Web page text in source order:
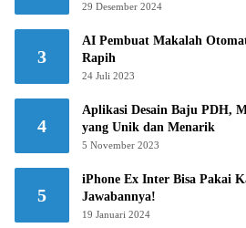
29 Desember 2024
3
AI Pembuat Makalah
Rapih
24 Juli 2023
4
Aplikasi Desain Baju PDH,
yang Unik dan Menarik
5 November 2023
5
iPhone Ex Inter Bisa Pakai
Jawabannya!
19 Januari 2024